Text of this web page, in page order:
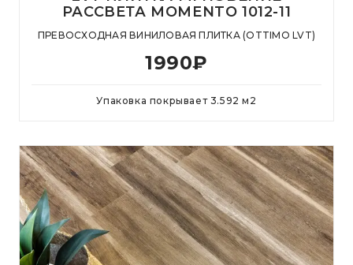
РАССВЕТА MOMENTO 1012-11
ПРЕВОСХОДНАЯ ВИНИЛОВАЯ ПЛИТКА (OTTIMO LVT)
1990₽
Упаковка покрывает 3.592 м 2